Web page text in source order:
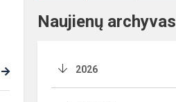
Naujienų archyvas
2026